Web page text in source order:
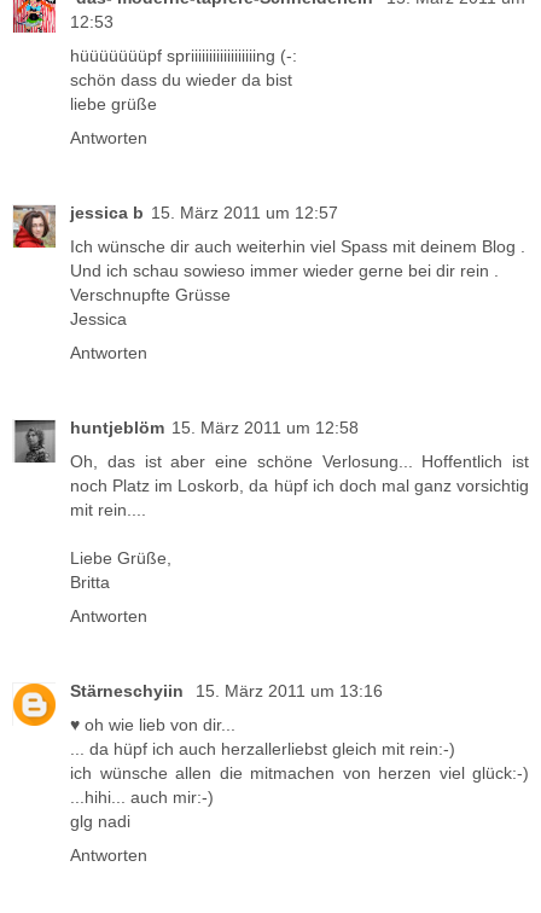
12:53
hüüüüüüüpf spriiiiiiiiiiiiiiiiiing (-:
schön dass du wieder da bist
liebe grüße
Antworten
jessica b 15. März 2011 um 12:57
Ich wünsche dir auch weiterhin viel Spass mit deinem Blog .
Und ich schau sowieso immer wieder gerne bei dir rein .
Verschnupfte Grüsse
Jessica
Antworten
huntjeblöm 15. März 2011 um 12:58
Oh, das ist aber eine schöne Verlosung... Hoffentlich ist
noch Platz im Loskorb, da hüpf ich doch mal ganz vorsichtig
mit rein....
Liebe Grüße,
Britta
Antworten
Stärneschyiin
15. März 2011 um 13:16
♥ oh wie lieb von dir...
... da hüpf ich auch herzallerliebst gleich mit rein:-)
ich wünsche allen die mitmachen von herzen viel glück:-)
...hihi... auch mir:-)
glg nadi
Antworten